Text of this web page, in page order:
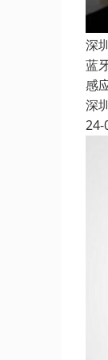
深
蓝
感
深
24-